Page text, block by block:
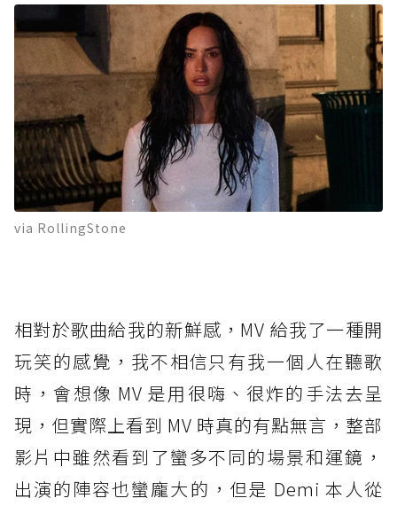
via RollingStone
相對於歌曲給我的新鮮感，MV 給我了一種開
玩笑的感覺，我不相信只有我一個人在聽歌
時，會想像 MV 是用很嗨、很炸的手法去呈
現，但實際上看到 MV 時真的有點無言，整部
影片中雖然看到了蠻多不同的場景和運鏡，
出演的陣容也蠻龐大的，但是 Demi 本人從